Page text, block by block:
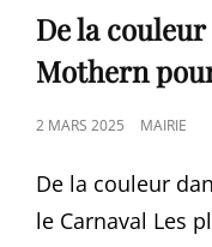
LINKS
De la
Mothern
POSTED
2 MARS 2025 MAIRIE
De la couleur
le Carnaval Les